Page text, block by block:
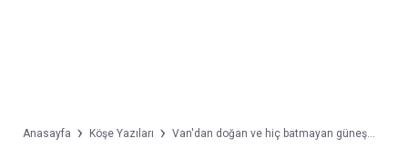
Anasayfa Köşe Yazıları Van'dan doğan ve hiç batmayan güneş...